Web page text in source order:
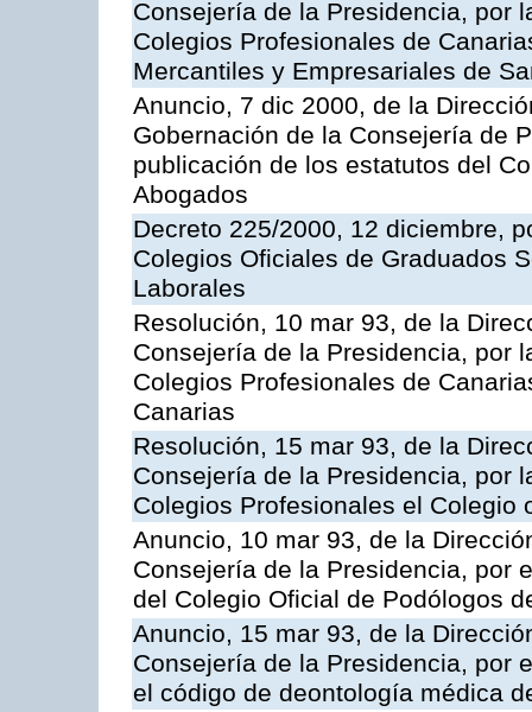
Consejería de la Presidencia, por
Colegios Profesionales de
Mercantiles y Empresariales de
Anuncio, 7 dic 2000, de la
Gobernación de la Consejería de
publicación de los estatutos del
Abogados
Decreto 225/2000, 12 diciembre,
Colegios Oficiales de Graduados
Laborales
Resolución, 10 mar 93, de la
Consejería de la Presidencia, por
Colegios Profesionales de
Canarias
Resolución, 15 mar 93, de la
Consejería de la Presidencia, por
Colegios Profesionales el
Anuncio, 10 mar 93, de la
Consejería de la Presidencia, por
del Colegio Oficial de Podólogos
Anuncio, 15 mar 93, de la
Consejería de la Presidencia, por
el código de deontología médica